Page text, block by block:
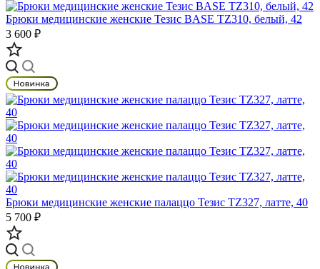
Брюки медицинские женские Тезис BASE TZ310, белый, 42
3 600 ₽
Брюки медицинские женские палаццо Тезис TZ327, латте, 40
5 700 ₽